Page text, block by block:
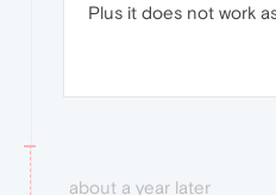
Plus it does not work
about a year later